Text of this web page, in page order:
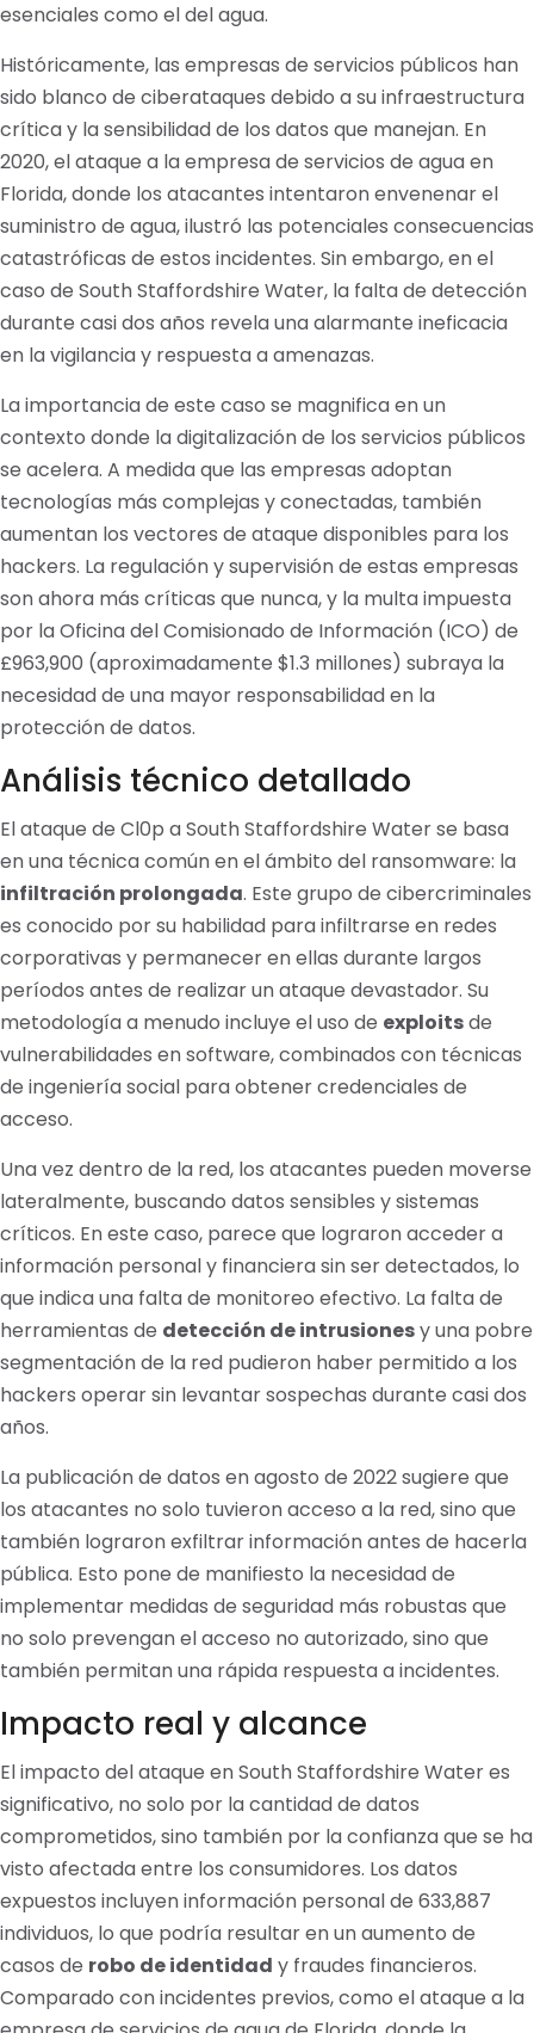
esenciales como el del agua.
Históricamente, las empresas de servicios públicos han
sido blanco de ciberataques debido a su infraestructura
crítica y la sensibilidad de los datos que manejan. En
2020, el ataque a la empresa de servicios de agua en
Florida, donde los atacantes intentaron envenenar el
suministro de agua, ilustró las potenciales consecuencias
catastróficas de estos incidentes. Sin embargo, en el
caso de South Staffordshire Water, la falta de detección
durante casi dos años revela una alarmante ineficacia
en la vigilancia y respuesta a amenazas.
La importancia de este caso se magnifica en un
contexto donde la digitalización de los servicios públicos
se acelera. A medida que las empresas adoptan
tecnologías más complejas y conectadas, también
aumentan los vectores de ataque disponibles para los
hackers. La regulación y supervisión de estas empresas
son ahora más críticas que nunca, y la multa impuesta
por la Oficina del Comisionado de Información (ICO) de
£963,900 (aproximadamente $1.3 millones) subraya la
necesidad de una mayor responsabilidad en la
protección de datos.
Análisis técnico detallado
El ataque de Cl0p a South Staffordshire Water se basa
en una técnica común en el ámbito del ransomware: la
infiltración prolongada. Este grupo de cibercriminales
es conocido por su habilidad para infiltrarse en redes
corporativas y permanecer en ellas durante largos
períodos antes de realizar un ataque devastador. Su
metodología a menudo incluye el uso de exploitsde
vulnerabilidades en software, combinados con técnicas
de ingeniería social para obtener credenciales de
acceso.
Una vez dentro de la red, los atacantes pueden moverse
lateralmente, buscando datos sensibles y sistemas
críticos. En este caso, parece que lograron acceder a
información personal y financiera sin ser detectados, lo
que indica una falta de monitoreo efectivo. La falta de
herramientas de detección de intrusionesy una pobre
segmentación de la red pudieron haber permitido a los
hackers operar sin levantar sospechas durante casi dos
años.
La publicación de datos en agosto de 2022 sugiere que
los atacantes no solo tuvieron acceso a la red, sino que
también lograron exfiltrar información antes de hacerla
pública. Esto pone de manifiesto la necesidad de
implementar medidas de seguridad más robustas que
no solo prevengan el acceso no autorizado, sino que
también permitan una rápida respuesta a incidentes.
Impacto real y alcance
El impacto del ataque en South Staffordshire Water es
significativo, no solo por la cantidad de datos
comprometidos, sino también por la confianza que se ha
visto afectada entre los consumidores. Los datos
expuestos incluyen información personal de 633,887
individuos, lo que podría resultar en un aumento de
casos de robo de identidad y fraudes financieros.
Comparado con incidentes previos, como el ataque a la